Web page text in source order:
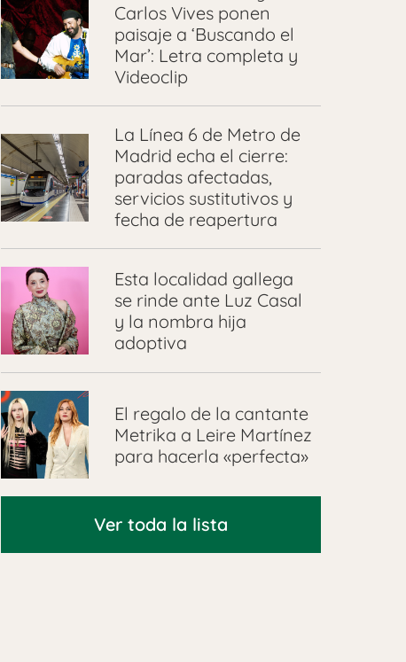
Carlos Vives ponen
paisaje a ‘Buscando el
Mar’: Letra completa y
Videoclip
La Línea 6 de Metro de
Madrid echa el cierre:
paradas afectadas,
servicios sustitutivos y
fecha de reapertura
Esta localidad gallega
se rinde ante Luz Casal
y la nombra hija
adoptiva
El regalo de la cantante
Metrika a Leire Martínez
para hacerla «perfecta»
Ver toda la lista